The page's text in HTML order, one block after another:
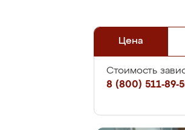
Цена
Стоимость
8 (800) 511-89-